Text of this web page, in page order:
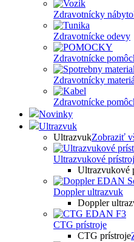
Zdravotnícky
Zdravotnícke odevy
Zdravotnícke
Zdravotnícky
Zdravotnícke
Novinky
Ultrazvuk
UltrazvukZobraziť
Ultrazvukové
Ultrazvukové
Doppler ultrazvuk
Doppler
CTG prístroje
CTG prístroje